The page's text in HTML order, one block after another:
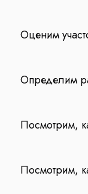
Оценим
Определим
Посмотрим,
Посмотрим,